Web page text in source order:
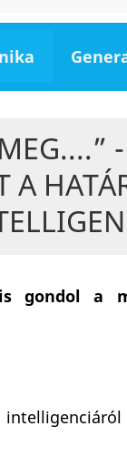
A
gondol a